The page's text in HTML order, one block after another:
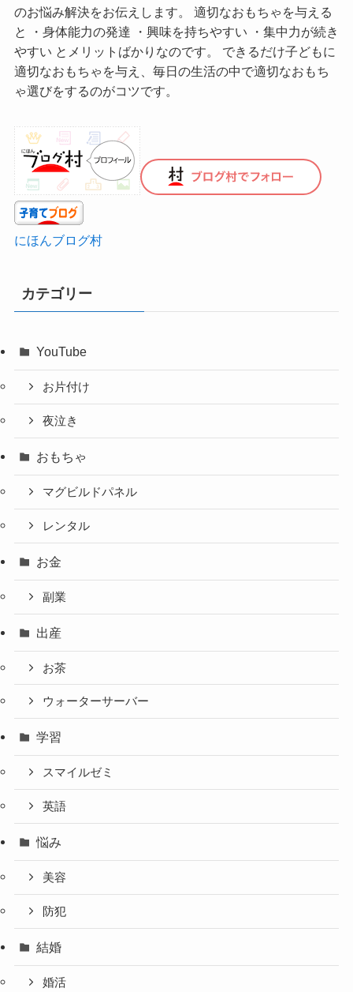
のお悩み解決をお伝えします。 適切なおもちゃを与える
と ・身体能力の発達 ・興味を持ちやすい ・集中力が続き
やすい とメリットばかりなのです。 できるだけ子どもに
適切なおもちゃを与え、毎日の生活の中で適切なおもち
ゃ選びをするのがコツです。
にほんブログ村
カテゴリー
YouTube
お片付け
夜泣き
おもちゃ
マグビルドパネル
レンタル
お金
副業
出産
お茶
ウォーターサーバー
学習
スマイルゼミ
英語
悩み
美容
防犯
結婚
婚活